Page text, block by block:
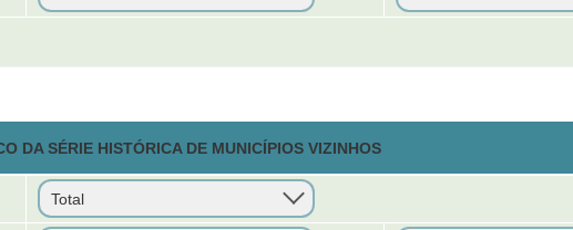
DA SÉRIE HISTÓRICA DE MUNICÍPIOS VIZINHOS